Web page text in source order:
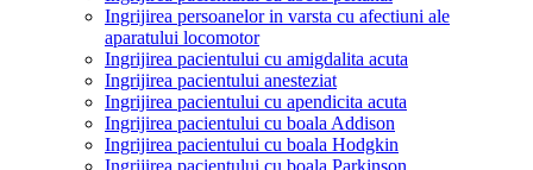
Ingrijirea persoanelor in varsta cu afectiuni ale
aparatului locomotor
Ingrijirea pacientului cu amigdalita acuta
Ingrijirea pacientului anesteziat
Ingrijirea pacientului cu apendicita acuta
Ingrijirea pacientului cu boala Addison
Ingrijirea pacientului cu boala Hodgkin
Ingrijirea pacientului cu boala Parkinson